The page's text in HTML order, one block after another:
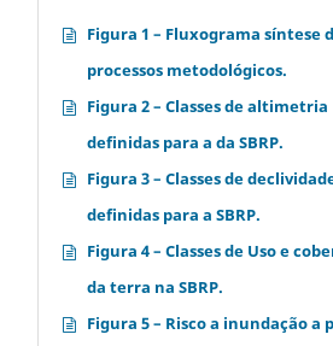
Figura 1 – Fluxograma síntese
processos metodológicos.
Figura 2 – Classes de altimetria
definidas para a da SBRP.
Figura 3 – Classes de
definidas para a SBRP.
Figura 4 – Classes de Uso e
da terra na SBRP.
Figura 5 – Risco a inundação a